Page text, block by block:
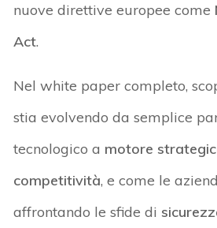
nuove direttive europee come
Act.
Nel white paper completo,
stia evolvendo da semplice
tecnologico a motore
competitività, e come le
affrontando le sfide di